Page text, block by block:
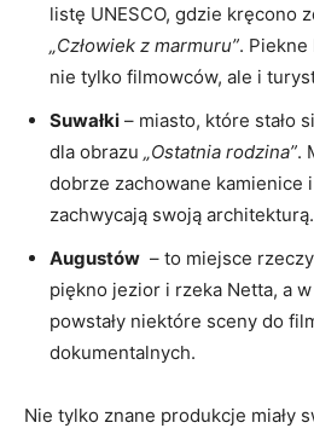
listę UNESCO, gdzie kręcono
„Człowiek z marmuru”.‌ Piekne
nie tylko ‌filmowców, ale i
Suwałki – miasto, które stało
dla obrazu „Ostatnia rodzina”.
dobrze⁤ zachowane kamienice
zachwycają swoją architekturą.
Augustów
– to miejsce
piękno‌ jezior i rzeka ⁣Netta, a
powstały⁤ niektóre sceny do⁤
dokumentalnych.
Nie⁣ tylko znane produkcje miały